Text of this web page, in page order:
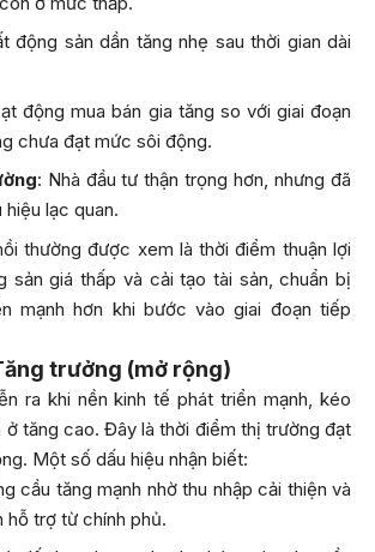
động sản dần tăng nhẹ sau thời gian dài
động mua bán gia tăng so với giai đoạn
chưa đạt mức sôi động.
: Nhà đầu tư thận trọng hơn, nhưng đã
lạc quan.
thường được xem là thời điểm thuận lợi
sản giá thấp và cải tạo tài sản, chuẩn bị
mạnh hơn khi bước vào giai đoạn tiếp
trưởng (mở rộng)
ra khi nền kinh tế phát triển mạnh, kéo
ở tăng cao. Đây là thời điểm thị trường đạt
Một số dấu hiệu nhận biết:
cầu tăng mạnh nhờ thu nhập cải thiện và
hỗ trợ từ chính phủ.